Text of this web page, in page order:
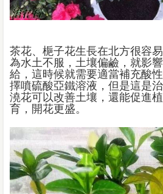
茶花、梔子花生長在北方很容
為水土不服，土壤偏鹼，就影
給，這時候就需要適當補充酸
擇噴硫酸亞鐵溶液，但是這是
澆花可以改善土壤，還能促進
育，開花更盛。